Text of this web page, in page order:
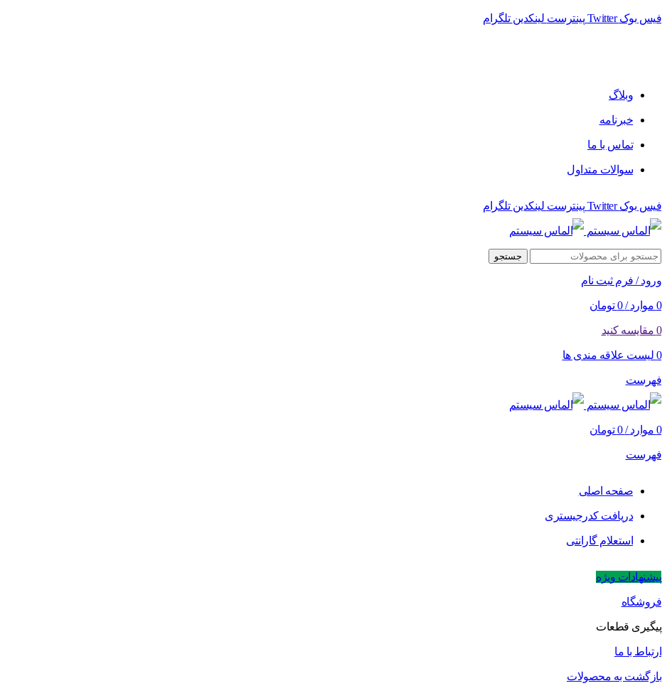
فیس بوک Twitter پینترست لینکدین تلگرام
وبلاگ
خبرنامه
تماس با ما
سوالات متداول
فیس بوک Twitter پینترست لینکدین تلگرام
جستجو
ورود / فرم ثبت نام
0 موارد /
0 تومان
0 مقایسه کنید
0 لیست علاقه مندی ها
فهرست
0 موارد /
0 تومان
فهرست
صفحه اصلی
دریافت کدرجیستری
استعلام گارانتی
پیشنهادات ویژه
فروشگاه
پیگیری قطعات
ارتباط با ما
بازگشت به محصولات